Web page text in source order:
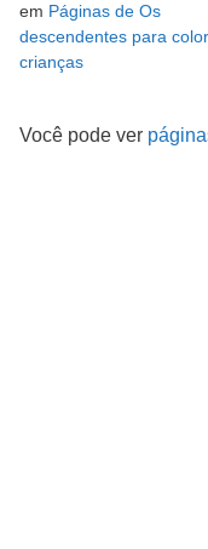
em Páginas de Os
descendentes para
crianças
Você pode ver